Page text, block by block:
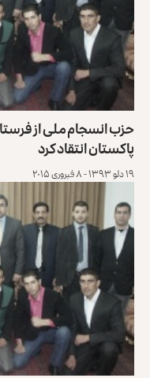
حزب انسجام ملی از
پاکستان انتقاد کرد
۱۹ دلو ۱۳۹۳ - ۸ فبروری ۲۰۱۵